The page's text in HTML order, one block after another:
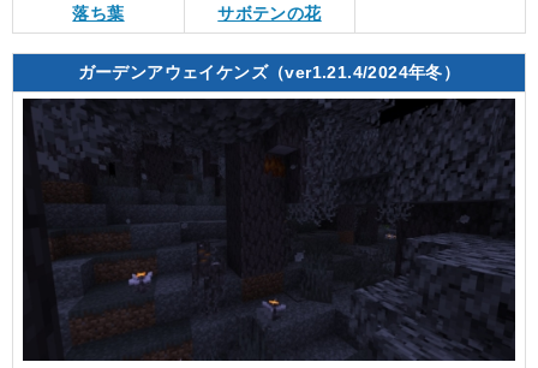
落ち葉 サボテンの花
ガーデンアウェイケンズ（ver1.21.4/2024年冬）